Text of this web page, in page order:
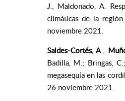
J., Maldonado, A.
climáticas de la
noviembre 2021.
Saldes-Cortés, A.;
Badilla, M.; Bringas,
megasequía en las
26 noviembre 2021.